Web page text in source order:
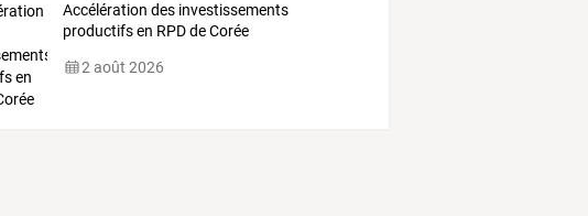
Accélération des investissements
productifs en RPD de Corée
2 août 2026